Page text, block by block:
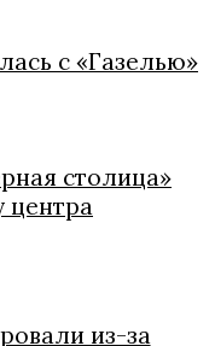
с «Газелью»
столица»
центра
из-за